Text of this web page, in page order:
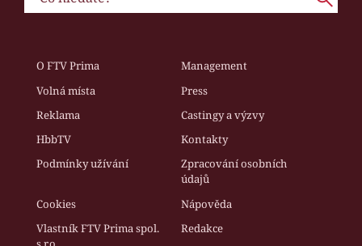
O FTV Prima
Management
Volná místa
Press
Reklama
Castingy a výzvy
HbbTV
Kontakty
Podmínky užívání
Zpracování osobních
údajů
Cookies
Nápověda
Vlastník FTV Prima spol.
Redakce